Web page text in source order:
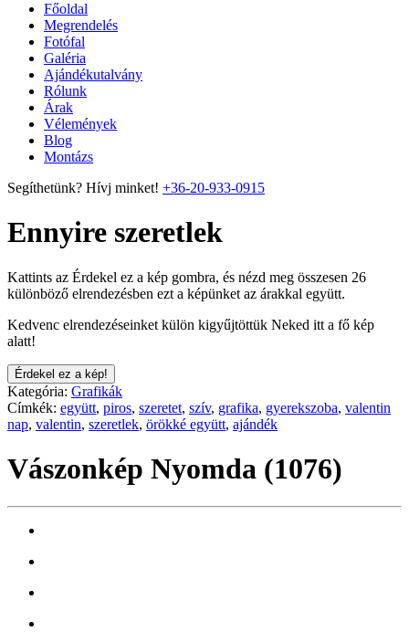
Főoldal
Megrendelés
Fotófal
Galéria
Ajándékutalvány
Rólunk
Árak
Vélemények
Blog
Montázs
Segíthetünk? Hívj minket! +36-20-933-0915
Ennyire szeretlek
Kattints az Érdekel ez a kép gombra, és nézd meg összesen 26
különböző elrendezésben ezt a képünket az árakkal együtt.
Kedvenc elrendezéseinket külön kigyűjtöttük Neked itt a fő kép
alatt!
Érdekel ez a kép!
Kategória: Grafikák
Címkék: együtt, piros, szeretet, szív, grafika, gyerekszoba, valentin
nap, valentin, szeretlek, örökké együtt, ajándék
Vászonkép Nyomda (1076)